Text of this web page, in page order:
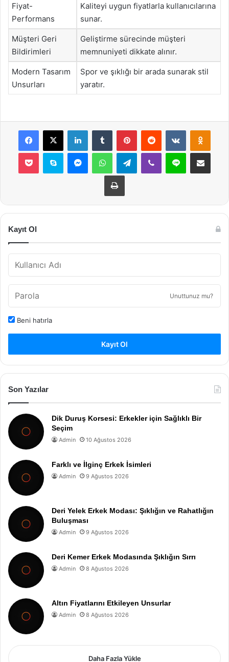
Fiyat-
Performans
Kaliteyi uygun fiyatlarla kullanıcılarına
sunar.
Müşteri Geri
Bildirimleri
Geliştirme sürecinde müşteri
memnuniyeti dikkate alınır.
Modern Tasarım
Unsurları
Spor ve şıklığı bir arada sunarak stil
yaratır.
Facebook
X LinkedInTumblr PinterestReddit VKontakte
Pocket Skype MessengerWhatsAppTelegramViber Line E-Posta ile
Yazdır
Kayıt Ol
Unuttunuz mu?
Beni hatırla
Kayıt Ol
Son Yazılar
Dik Duruş Korsesi: Erkekler için Sağlıklı Bir
Seçim
Admin 10 Ağustos 2026
Farklı ve İlginç Erkek İsimleri
Admin 9 Ağustos 2026
Deri Yelek Erkek Modası: Şıklığın ve Rahatlığın
Buluşması
Admin 9 Ağustos 2026
Deri Kemer Erkek Modasında Şıklığın Sırrı
Admin 8 Ağustos 2026
Altın Fiyatlarını Etkileyen Unsurlar
Admin 8 Ağustos 2026
Daha Fazla Yükle